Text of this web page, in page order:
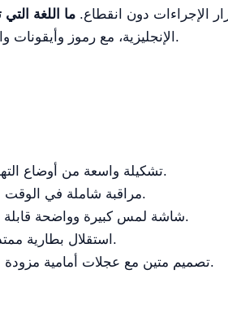
الإجراءات دون انقطاع. ما اللغة
الإنجليزية، مع رموز وأيقونات واضحة وبديهية لتسهيل الاستخدام السريري.
تشكيلة واسعة من أوضاع التهوية لمختلف السيناريوهات السريرية.
مراقبة شاملة في الوقت الحقيقي للمعلمات التنفسية الحرجة.
شاشة لمس كبيرة وواضحة قابلة للتكيف مع ظروف الإضاءة المختلفة.
استقلال بطارية ممتد، مثالي لبيئات المستشفى المتطلبة.
تصميم متين مع عجلات أمامية مزودة بآليات قفل لتعزيز التنقل والاستقرار.